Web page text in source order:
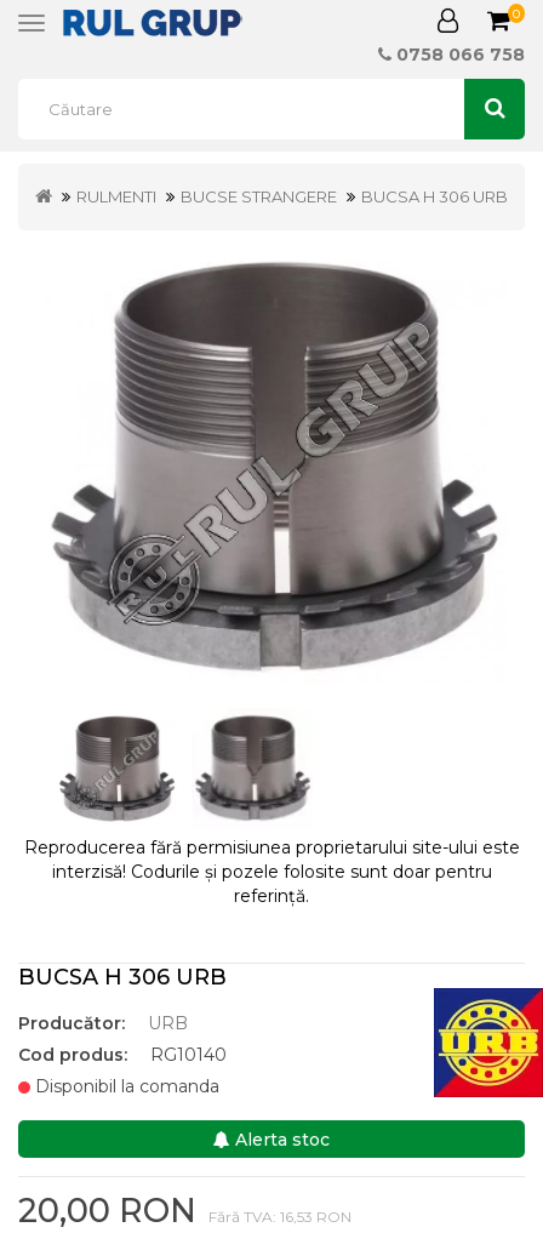
Toggle
0
0758 066 758
RULMENTI BUCSE STRANGERE BUCSA H 306 URB
Reproducerea fără permisiunea proprietarului site-ului este
interzisă! Codurile și pozele folosite sunt doar pentru
referință.
BUCSA H 306 URB
Producător:
URB
Cod produs:
RG10140
Disponibil la comanda
Alerta stoc
20,00 RON Fără TVA: 16,53 RON